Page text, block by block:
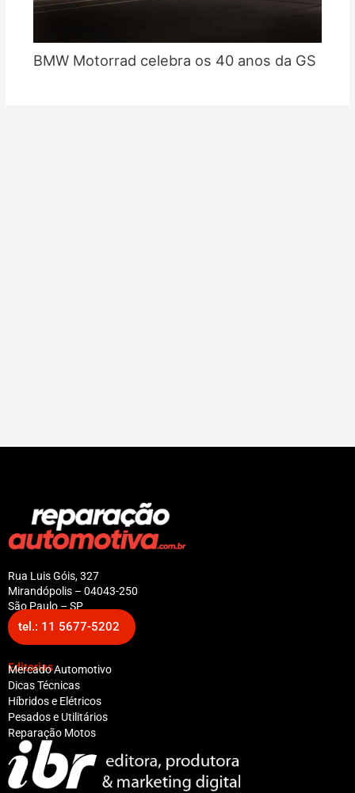
BMW Motorrad celebra os 40 anos da GS
Rua Luis Góis, 327
Mirandópolis – 04043-250
São Paulo – SP
tel.: 11 5677-5202
Editorias
Mercado Automotivo
Dicas Técnicas
Híbridos e Elétricos
Pesados e Utilitários
Reparação Motos